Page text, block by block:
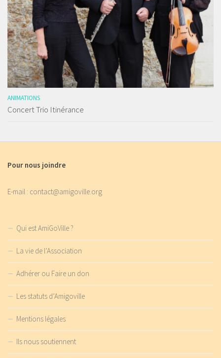
ANIMATIONS
Concert Trio Itinérance
Pour nous joindre
E-mail : contact@amigoville.org
Qui est AmiGoVille ?
La vie de l’Association
Adhérer ou Faire un don
Les statuts d’Amigoville
Mentions légales
Ils nous soutiennent